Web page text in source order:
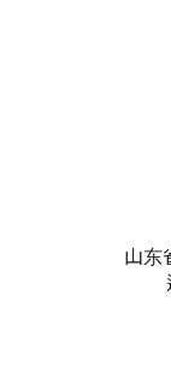
山东